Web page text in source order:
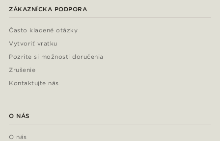
ZÁKAZNÍCKA PODPORA
Často kladené otázky
Vytvoriť vratku
Pozrite si možnosti doručenia
Zrušenie
Kontaktujte nás
O NÁS
O nás